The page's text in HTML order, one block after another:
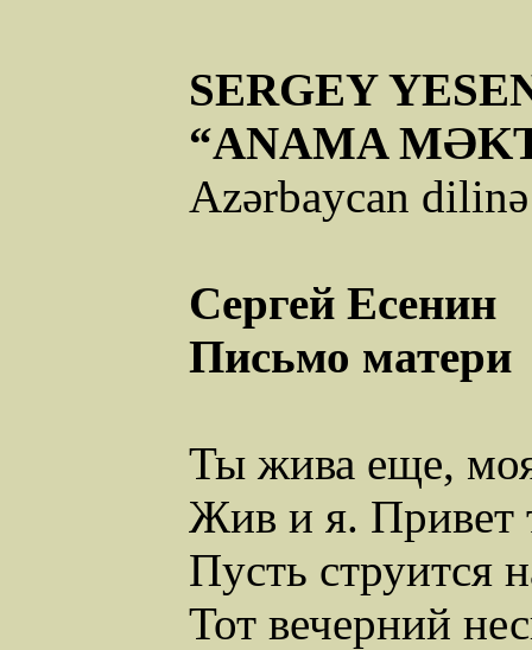
SERGEY
“ANAMA
Azərbaycan
Сергей Есенин
Письмо матери
Ты жива еще,
Жив и я. Привет
Пусть струится
Тот вечерний